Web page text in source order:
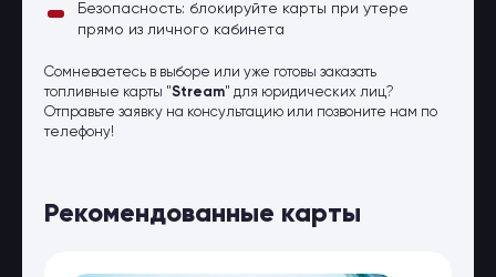
Безопасность: блокируйте карты при утере
прямо из личного кабинета
Сомневаетесь в выборе или уже готовы заказать
топливные карты "Stream" для юридических лиц?
Отправьте заявку на консультацию или позвоните нам по
телефону!
Рекомендованные карты